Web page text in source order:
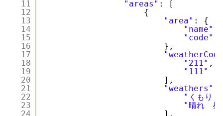
11
12
13
14
15
16
17
18
19
20
21
22
23
24
"areas" : [
{
"area" : {
"name"
"code"
},
"211" ,
"111"
],
"weathers"
"くもり　
"晴れ　昼
],